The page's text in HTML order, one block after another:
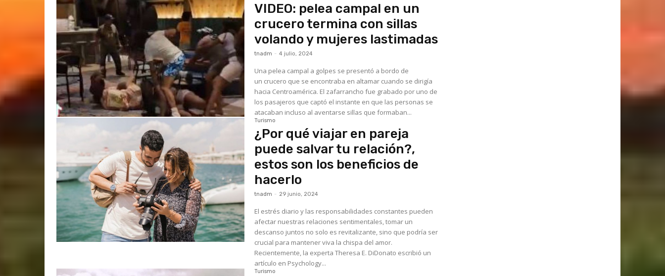
VIDEO: pelea campal en un
crucero termina con sillas
volando y mujeres lastimadas
tnadm - 4 julio, 2024
Una pelea campal a golpes se presentó a bordo de
un crucero que se encontraba en altamar cuando se dirigía
hacia Centroamérica. El zafarrancho fue grabado por uno de
los pasajeros que captó el instante en que las personas se
atacaban incluso al aventarse sillas que formaban...
Turismo
¿Por qué viajar en pareja
puede salvar tu relación?,
estos son los beneficios de
hacerlo
tnadm - 29 junio, 2024
El estrés diario y las responsabilidades constantes pueden
afectar nuestras relaciones sentimentales, tomar un
descanso juntos no solo es revitalizante, sino que podría ser
crucial para mantener viva la chispa del amor.
Recientemente, la experta Theresa E. DiDonato escribió un
artículo en Psychology...
Turismo